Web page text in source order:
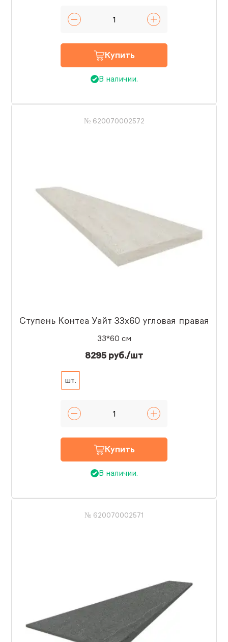
Купить
В наличии.
№ 620070002572
Ступень Контеа Уайт 33x60 угловая правая
33*60 см
8295 руб./шт
шт.
Купить
В наличии.
№ 620070002571